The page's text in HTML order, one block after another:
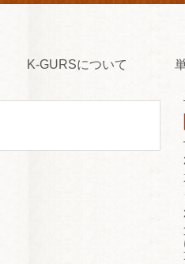
K-GURSについて